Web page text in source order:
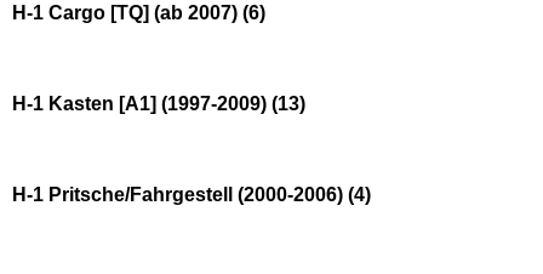
H-1 Cargo [TQ] (ab 2007) (6)
H-1 Kasten [A1] (1997-2009) (13)
H-1 Pritsche/Fahrgestell (2000-2006) (4)